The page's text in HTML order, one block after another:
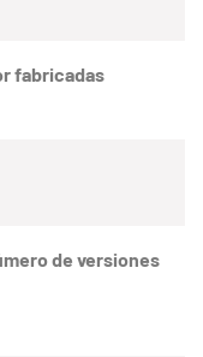
fabricadas
de versiones